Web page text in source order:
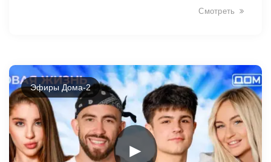
Смотреть
►
Эфиры Дома-2